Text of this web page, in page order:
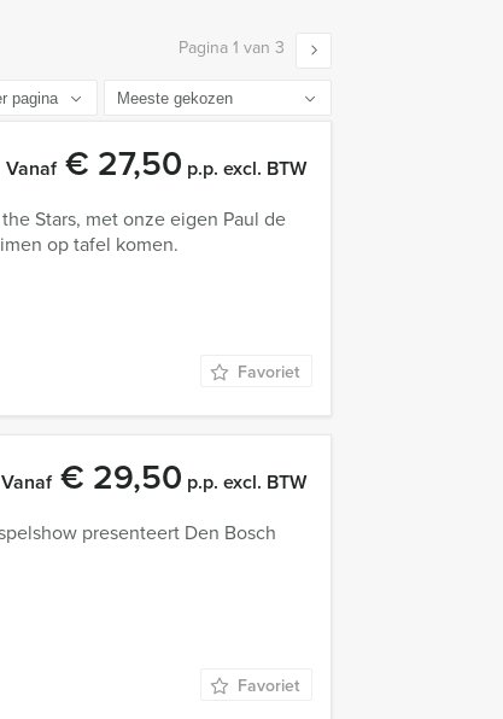
Pagina 1 van 3
Vanaf€ 27,50 p.p. excl. BTW
Stars, met onze eigen Paul de
op tafel komen.
Favoriet
Vanaf€ 29,50 p.p. excl. BTW
presenteert Den Bosch
Favoriet